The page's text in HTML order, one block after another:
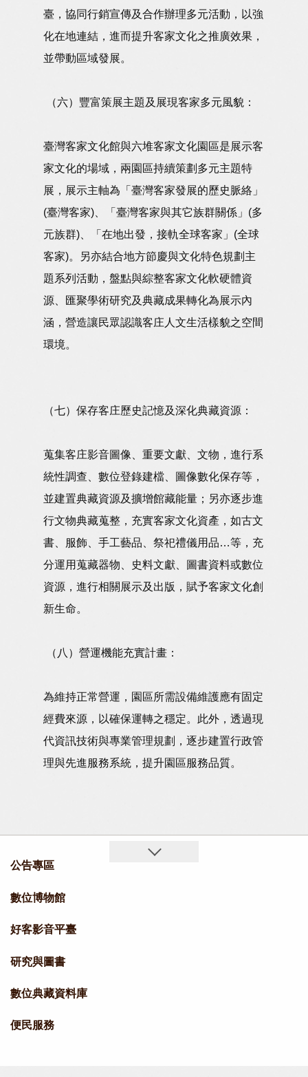
臺，協同行銷宣傳及合作辦理多元活動，以強
化在地連結，進而提升客家文化之推廣效果，
並帶動區域發展。
（六）豐富策展主題及展現客家多元風貌：
臺灣客家文化館與六堆客家文化園區是展示客
家文化的場域，兩園區持續策劃多元主題特
展，展示主軸為「臺灣客家發展的歷史脈絡」
(臺灣客家)、「臺灣客家與其它族群關係」(多
元族群)、「在地出發，接軌全球客家」(全球
客家)。另亦結合地方節慶與文化特色規劃主
題系列活動，盤點與綜整客家文化軟硬體資
源、匯聚學術研究及典藏成果轉化為展示內
涵，營造讓民眾認識客庄人文生活樣貌之空間
環境。
（七）保存客庄歷史記憶及深化典藏資源：
蒐集客庄影音圖像、重要文獻、文物，進行系
統性調查、數位登錄建檔、圖像數化保存等，
並建置典藏資源及擴增館藏能量；另亦逐步進
行文物典藏蒐整，充實客家文化資產，如古文
書、服飾、手工藝品、祭祀禮儀用品…等，充
分運用蒐藏器物、史料文獻、圖書資料或數位
資源，進行相關展示及出版，賦予客家文化創
新生命。
（八）營運機能充實計畫：
為維持正常營運，園區所需設備維護應有固定
經費來源，以確保運轉之穩定。此外，透過現
代資訊技術與專業管理規劃，逐步建置行政管
理與先進服務系統，提升園區服務品質。
公告專區
數位博物館
好客影音平臺
研究與圖書
數位典藏資料庫
便民服務